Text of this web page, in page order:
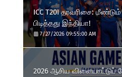
ICC T20I தரவரிசை:
பிடித்தது இந்தியா!
7/27/2026 09:55:00 AM
2026 ஆசிய விளையாட்டுப்